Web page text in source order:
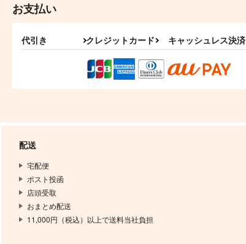
お支払い
代引き クレジットカード キャッシュレス決済
配送
宅配便
ポスト投函
店頭受取
おまとめ配送
11,000円（税込）以上で送料当社負担